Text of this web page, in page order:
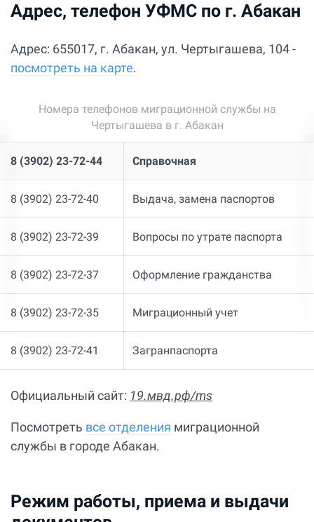
Адрес, телефон УФМС по г. Абакан
Адрес: 655017, г. Абакан, ул. Чертыгашева, 104 -
посмотреть на карте.
Номера телефонов миграционной службы на
Чертыгашева в г. Абакан
8 (3902) 23-72-44 Справочная
8 (3902) 23-72-40 Выдача, замена паспортов
8 (3902) 23-72-39 Вопросы по утрате паспорта
8 (3902) 23-72-37 Оформление гражданства
8 (3902) 23-72-35 Миграционный учет
8 (3902) 23-72-41 Загранпаспорта
Официальный сайт: 19.мвд.рф/ms
Посмотреть все отделения миграционной
службы в городе Абакан.
Режим работы, приема и выдачи